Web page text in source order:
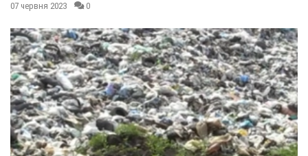
07 червня 2023 0